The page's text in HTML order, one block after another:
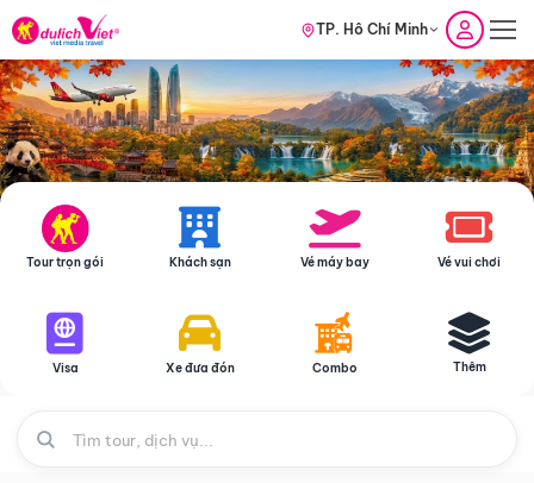
TP. Hồ Chí Minh
Tour trọn gói Khách sạn Vé máy bay Vé vui chơi
Visa Xe đưa đón Combo Thêm